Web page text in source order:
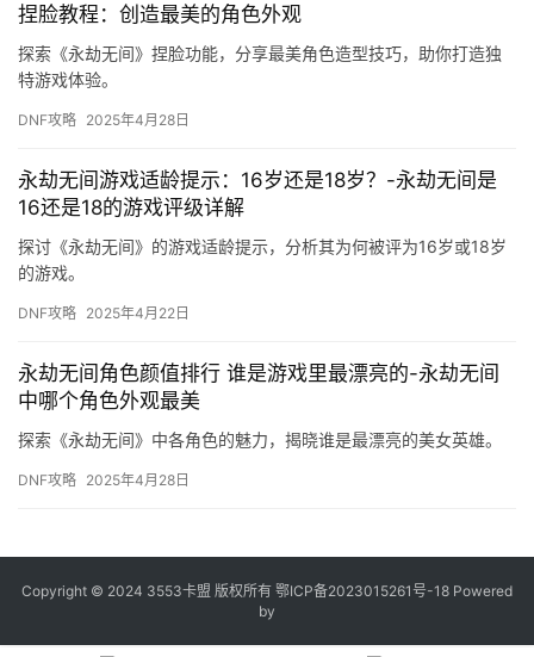
捏脸教程：创造最美的角色外观
探索《永劫无间》捏脸功能，分享最美角色造型技巧，助你打造独
特游戏体验。
DNF攻略 2025年4月28日
永劫无间游戏适龄提示：16岁还是18岁？-永劫无间是
16还是18的游戏评级详解
探讨《永劫无间》的游戏适龄提示，分析其为何被评为16岁或18岁
的游戏。
DNF攻略 2025年4月22日
永劫无间角色颜值排行 谁是游戏里最漂亮的-永劫无间
中哪个角色外观最美
探索《永劫无间》中各角色的魅力，揭晓谁是最漂亮的美女英雄。
DNF攻略 2025年4月28日
Copyright © 2024 3553卡盟 版权所有 鄂ICP备2023015261号-18 Powered
by